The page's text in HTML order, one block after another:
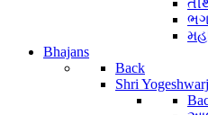
Bhajans
Back
Shri